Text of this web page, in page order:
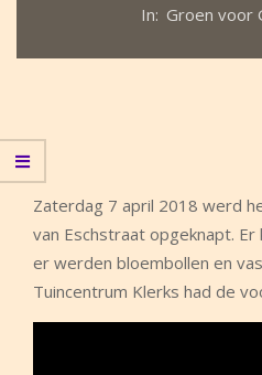
In: Groen voor
Zaterdag 7 april 2018 werd
van Eschstraat opgeknapt.
er werden bloembollen en
Tuincentrum Klerks had de